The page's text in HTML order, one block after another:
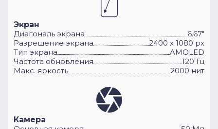
Экран
Диагональ экрана
6.67"
Разрешение экрана
2400 x 1080 px
Тип экрана
AMOLED
Частота обновления
120 Гц
Макс. яркость
2000 нит
Камера